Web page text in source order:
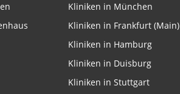
Kliniken in München
Kliniken in Frankfurt (Main)
Kliniken in Hamburg
Kliniken in Duisburg
Kliniken in Stuttgart